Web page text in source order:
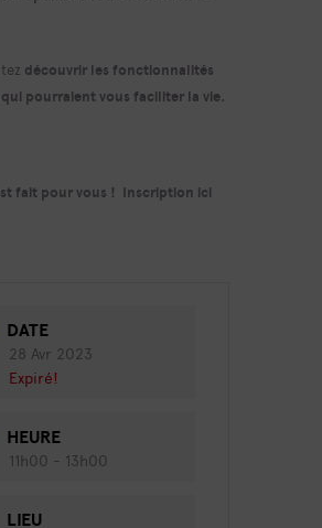
découvrir les fonctionnalités
pourraient vous faciliter la vie.
fait pour vous ! Inscription ici
DATE
28 Avr 2023
Expiré!
HEURE
11h00 - 13h00
LIEU